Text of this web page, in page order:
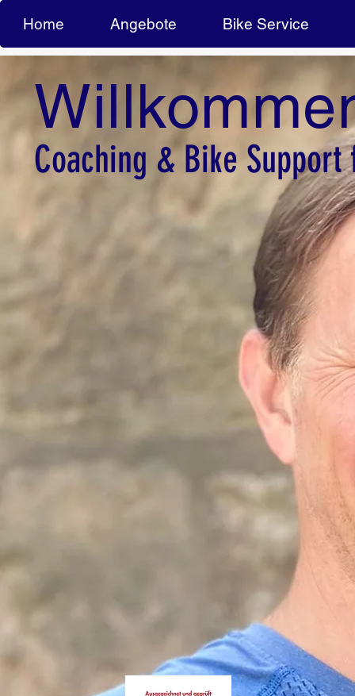
Home Angebote Bike Service
Coaching & Bike